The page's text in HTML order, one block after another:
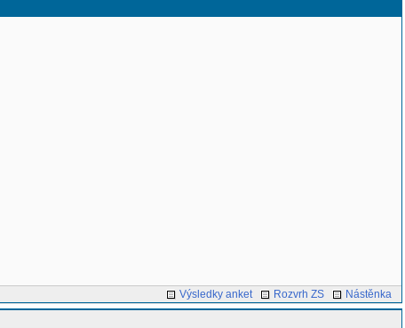
Výsledky anket Rozvrh ZS
Nástěnka